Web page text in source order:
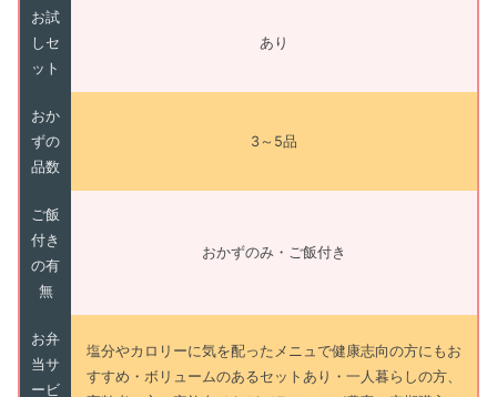
お試
しセ
ット
あり
おか
ずの
品数
3～5品
ご飯
付き
の有
無
おかずのみ・ご飯付き
お弁
当サ
ービ
塩分やカロリーに気を配ったメニュで健康志向の方にもお
すすめ・ボリュームのあるセットあり・一人暮らしの方、